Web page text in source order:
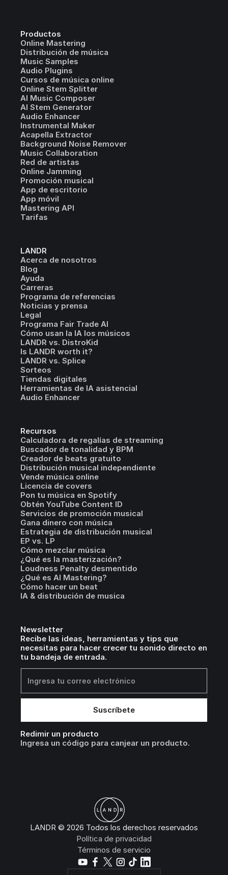
Productos
Online Mastering
Distribución de música
Music Samples
Audio Plugins
Cursos de música online
Online Stem Splitter
AI Music Composer
AI Stem Generator
Audio Enhancer
Instrumental Maker
Acapella Extractor
Background Noise Remover
Music Collaboration
Red de artistas
Online Jamming
Promoción musical
App de escritorio
App móvil
Mastering API
Tarifas
LANDR
Acerca de nosotros
Blog
Ayuda
Carreras
Programa de referencias
Noticias y prensa
Legal
Programa Fair Trade AI
Cómo usan la IA los músicos
LANDR vs. DistroKid
Is LANDR worth it?
LANDR vs. Splice
Sorteos
Tiendas digitales
Herramientas de IA asistencial
Audio Enhancer
Recursos
Calculadora de regalías de streaming
Buscador de tonalidad y BPM
Creador de beats gratuito
Distribución musical independiente
Vende música online
Licencia de covers
Pon tu música en Spotify
Obtén YouTube Content ID
Servicios de promoción musical
Gana dinero con música
Estrategia de distribución musical
EP vs. LP
Cómo mezclar música
¿Qué es la masterización?
Loudness Penalty desmentido
¿Qué es AI Mastering?
Cómo hacer un beat
IA & distribución de musica
Newsletter
Recibe las ideas, herramientas y tips que
necesitas para hacer crecer tu sonido directo en
tu bandeja de entrada.
Redimir un producto
Ingresa un código para canjear un producto.
LANDR © 2026 Todos los derechos reservados
Política de privacidad
Términos de servicio